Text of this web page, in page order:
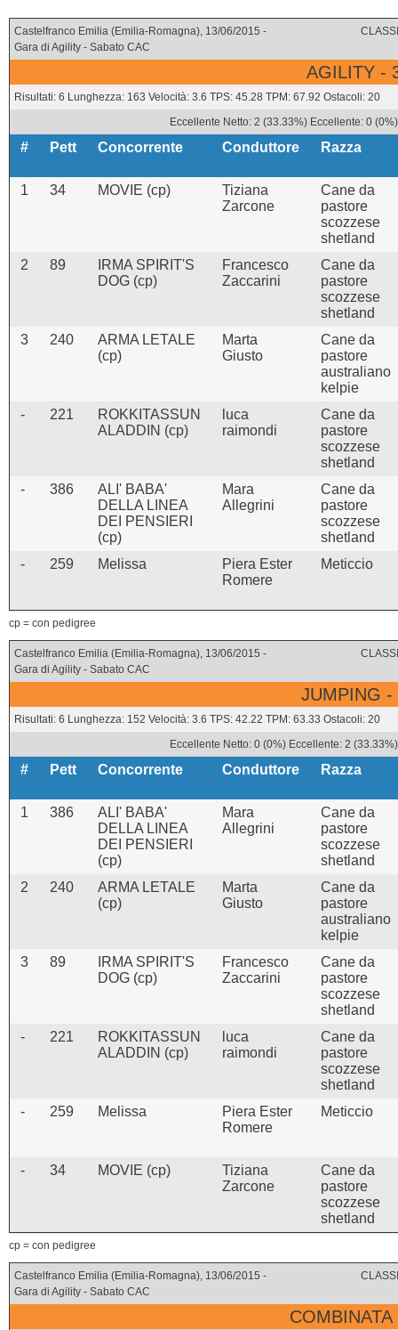
Castelfranco Emilia (Emilia-Romagna), 13/06/2015 -
Gara di Agility - Sabato CAC
AGILITY -
Risultati: 6 Lunghezza: 163 Velocità: 3.6 TPS: 45.28 TPM: 67.92 Ostacoli: 20
Eccellente Netto: 2 (33.33%) Eccellente: 0
# Pett Concorrente Conduttore Razza
1 34 MOVIE (cp)
Tiziana
Zarcone
Cane da
pastore
scozzese
shetland
2
89
IRMA SPIRIT'S
DOG (cp)
Francesco
Zaccarini
Cane da
pastore
scozzese
shetland
3
240
ARMA LETALE
(cp)
Marta
Giusto
Cane da
pastore
australiano
kelpie
-
221
ROKKITASSUN
ALADDIN (cp)
luca
raimondi
Cane da
pastore
scozzese
shetland
-
386
ALI' BABA'
DELLA LINEA
DEI PENSIERI
(cp)
Mara
Allegrini
Cane da
pastore
scozzese
shetland
-
259 Melissa
Piera Ester
Romere
Meticcio
cp = con pedigree
Castelfranco Emilia (Emilia-Romagna), 13/06/2015 -
Gara di Agility - Sabato CAC
JUMPING -
Risultati: 6 Lunghezza: 152 Velocità: 3.6 TPS: 42.22 TPM: 63.33 Ostacoli: 20
Eccellente Netto: 0 (0%) Eccellente: 2
# Pett Concorrente Conduttore Razza
1 386
ALI' BABA'
DELLA LINEA
DEI PENSIERI
(cp)
Mara
Allegrini
Cane da
pastore
scozzese
shetland
2
240
ARMA LETALE
(cp)
Marta
Giusto
Cane da
pastore
australiano
kelpie
3
89
IRMA SPIRIT'S
DOG (cp)
Francesco
Zaccarini
Cane da
pastore
scozzese
shetland
-
221
ROKKITASSUN
ALADDIN (cp)
luca
raimondi
Cane da
pastore
scozzese
shetland
-
259 Melissa
Piera Ester
Romere
Meticcio
- 34 MOVIE (cp)
Tiziana
Zarcone
Cane da
pastore
scozzese
shetland
cp = con pedigree
Castelfranco Emilia (Emilia-Romagna), 13/06/2015 -
Gara di Agility - Sabato CAC